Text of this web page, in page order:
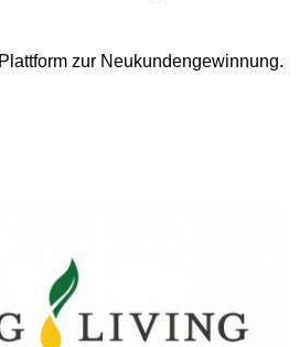
zur Neukundengewinnung.